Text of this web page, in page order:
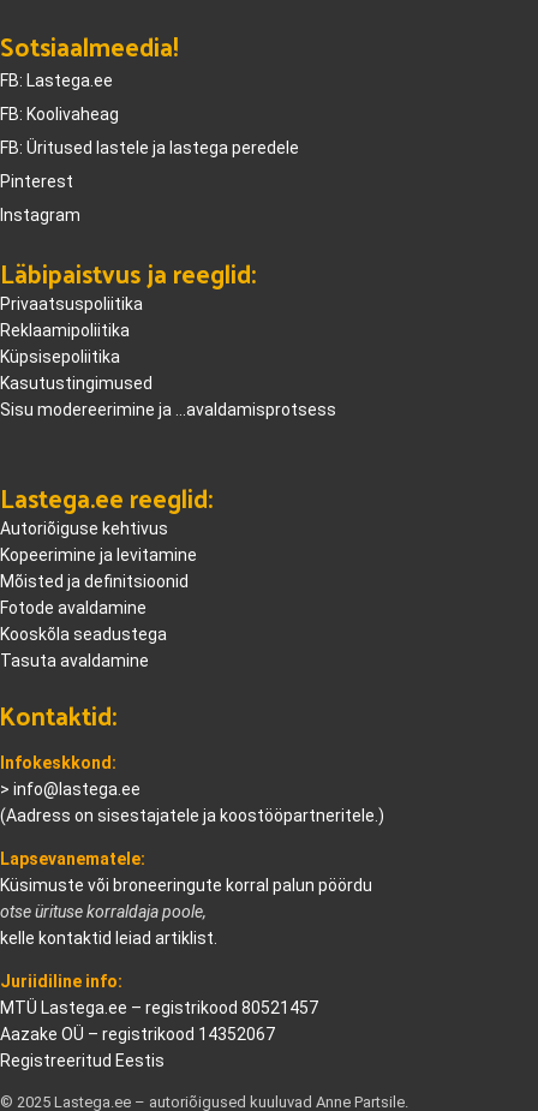
Sotsiaalmeedia!
FB: Lastega.ee
FB: Koolivaheag
FB: Üritused lastele ja lastega peredele
Pinterest
Instagram
Läbipaistvus ja reeglid:
Privaatsuspoliitika
Reklaamipoliitika
Küpsisepoliitika
Kasutustingimused
Sisu modereerimine ja ...avaldamisprotsess
Lastega.ee reeglid:
Autoriõiguse kehtivus
Kopeerimine ja levitamine
Mõisted ja definitsioonid
Fotode avaldamine
Kooskõla seadustega
Tasuta avaldamine
Kontaktid:
Infokeskkond:
> info@lastega.ee
(Aadress on sisestajatele ja koostööpartneritele.)
Lapsevanematele:
Küsimuste või broneeringute korral palun pöördu
otse ürituse korraldaja poole,
kelle kontaktid leiad artiklist.
Juriidiline info:
MTÜ Lastega.ee – registrikood 80521457
Aazake OÜ – registrikood 14352067
Registreeritud Eestis
© 2025 Lastega.ee – autoriõigused kuuluvad Anne Partsile.